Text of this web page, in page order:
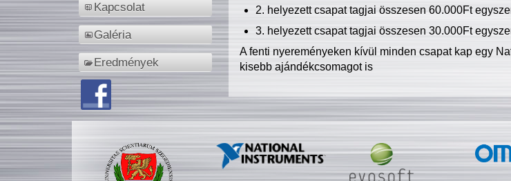
Kapcsolat
Galéria
Eredmények
2. helyezett csapat tagjai összesen 60.000Ft
3. helyezett csapat tagjai összesen 30.000Ft
A fenti nyereményeken kívül minden csapat kap egy
kisebb ajándékcsomagot is